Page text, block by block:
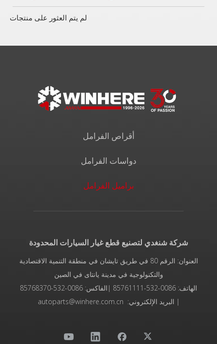
لم يتم العثور على منتجات
أقراص الفرامل
دواسات الفرامل
براميل الفرامل
شركة شنغدي لتصنيع قطع غيار السيارات المحدودة
العنوان: الرقم 80 في طريق تايشان في منطقة التنمية الاقتصادية
والتكنولوجية في مدينة يانتاى في الصين
الهاتف: 0086-532-85761111 |الفاكس: 0086-532-85768370
| البريد الإلكتروني: autoparts@winhere.com.cn